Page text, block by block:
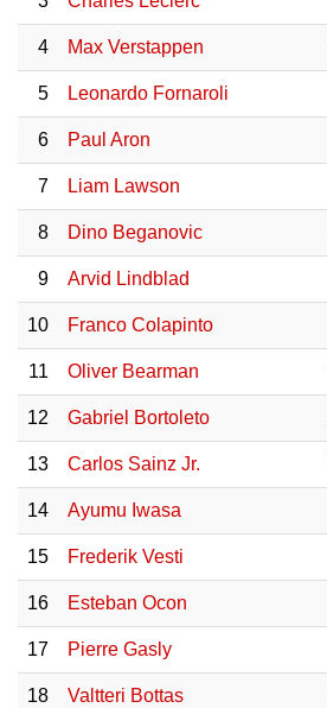
4 Max Verstappen
5 Leonardo Fornaroli
6 Paul Aron
7 Liam Lawson
8 Dino Beganovic
9 Arvid Lindblad
10 Franco Colapinto
11 Oliver Bearman
12 Gabriel Bortoleto
13 Carlos Sainz Jr.
14 Ayumu Iwasa
15 Frederik Vesti
16 Esteban Ocon
17 Pierre Gasly
18 Valtteri Bottas